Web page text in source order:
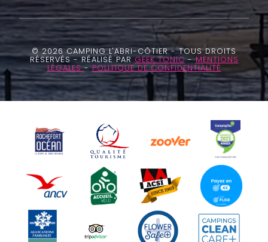
© 2026 CAMPING L'ABRI-CÔTIER - TOUS DROITS
RÉSERVÉS - RÉALISÉ PARGEEK TONIC-MENTIONS
LÉGALES-POLITIQUE DE CONFIDENTIALITÉ